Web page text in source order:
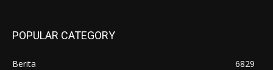
POPULAR CATEGORY
Berita
6829